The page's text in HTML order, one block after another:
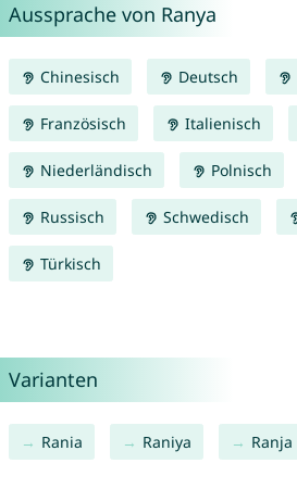
Aussprache von Ranya
Chinesisch Deutsch
Französisch Italienisch
Niederländisch Polnisch
Russisch Schwedisch
Türkisch
Varianten
Rania Raniya Ranja